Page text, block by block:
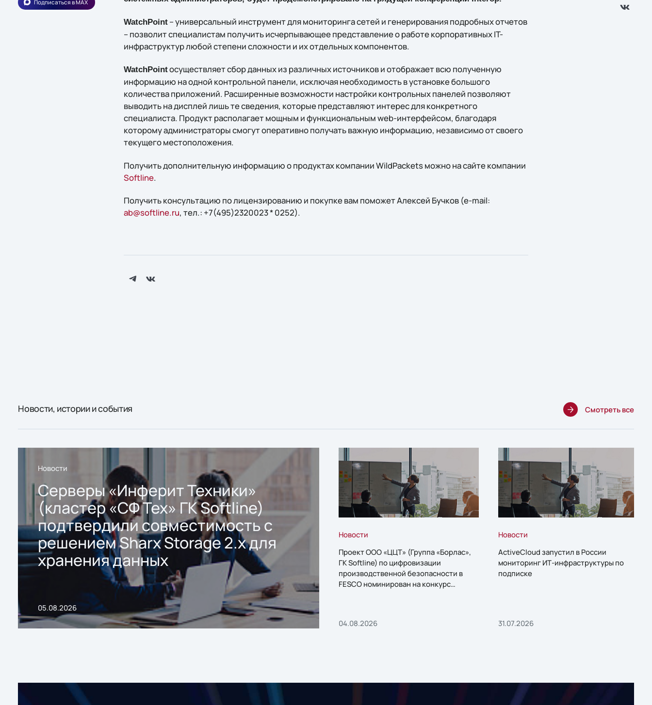
Подписаться в MAX
WatchPoint– универсальный инструмент для мониторинга сетей и генерирования подробных отчетов
– позволит специалистам получить исчерпывающее представление о работе корпоративных IT-
инфраструктур любой степени сложности и их отдельных компонентов.
WatchPointосуществляет сбор данных из различных источников и отображает всю полученную
информацию на одной контрольной панели, исключая необходимость в установке большого
количества приложений. Расширенные возможности настройки контрольных панелей позволяют
выводить на дисплей лишь те сведения, которые представляют интерес для конкретного
специалиста. Продукт располагает мощным и функциональным web-интерфейсом, благодаря
которому администраторы смогут оперативно получать важную информацию, независимо от своего
текущего местоположения.
Получить дополнительную информацию о продуктах компании WildPackets можно на сайте компании
Softline.
Получить конcультацию по лицензированию и покупке вам поможет Алексей Бучков (e-mail:
ab@softline.ru, тел.: +7(495)2320023 * 0252).
Новости, истории и события Смотреть все
Новости
Серверы «Инферит Техники»
(кластер «СФ Тех» ГК Softline)
подтвердили совместимость с
решением Sharx Storage 2.x для
хранения данных
05.08.2026
Новости
Проект ООО «ЦЦТ» (Группа «Борлас»,
ГК Softline) по цифровизации
производственной безопасности в
FESCO номинирован на конкурс
04.08.2026
Новости
ActiveCloud запустил в России
мониторинг ИТ-инфраструктуры по
подписке
31.07.2026